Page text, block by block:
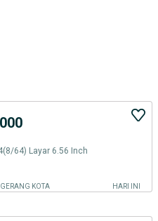
64) Layar 6.56 Inch
KOTA HARI INI